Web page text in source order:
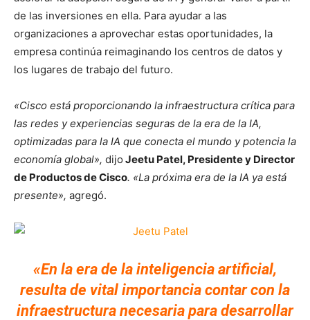
de las inversiones en ella. Para ayudar a las
organizaciones a aprovechar estas oportunidades, la
empresa continúa reimaginando los centros de datos y
los lugares de trabajo del futuro.
«Cisco está proporcionando la infraestructura crítica para
las redes y experiencias seguras de la era de la IA,
optimizadas para la IA que conecta el mundo y potencia la
economía global», dijo Jeetu Patel, Presidente y Director
de Productos de Cisco. «La próxima era de la IA ya está
presente», agregó.
«En la era de la inteligencia artificial,
resulta de vital importancia contar con la
infraestructura necesaria para desarrollar